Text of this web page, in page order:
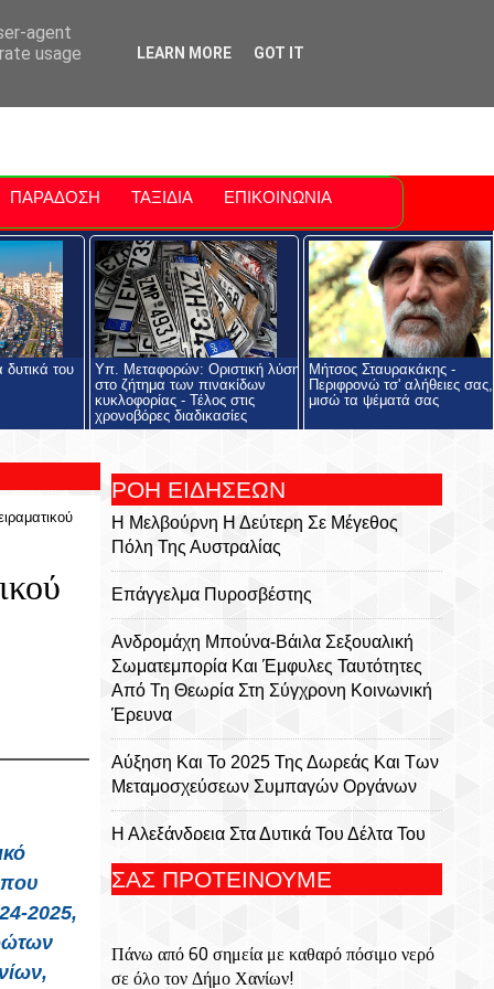
Polis
ΠΑΡΑΔΟΣΗ ΤΑΞΙΔΙΑ ΕΠΙΚΟΙΝΩΝΙΑ
δυτικά του
Υπ. Μεταφορών: Οριστική λύση
στο ζήτημα των πινακίδων
κυκλοφορίας - Τέλος στις
χρονοβόρες διαδικασίες
Μήτσος Σταυρακάκης -
Περιφρονώ τσ' αλήθειες σας,
μισώ τα ψέματά σας
2025,
ΡΟΗ ΕΙΔΗΣΕΩΝ
Η Μελβούρνη Η Δεύτερη Σε Μέγεθος
Πόλη Της Αυστραλίας
Επάγγελμα Πυροσβέστης
Ανδρομάχη Μπούνα-Βάιλα Σεξουαλική
Σωματεμπορία Και Έμφυλες Ταυτότητες
Από Τη Θεωρία Στη Σύγχρονη Κοινωνική
Έρευνα
Αύξηση Και Το 2025 Της Δωρεάς Και Των
Μεταμοσχεύσεων Συμπαγών Οργάνων
Η Αλεξάνδρεια Στα Δυτικά Του Δέλτα Του
Τέλος Στις Χρονοβόρες Διαδικασίες
ΣΑΣ ΠΡΟΤΕΙΝΟΥΜΕ
Πάνω από 60 σημεία με καθαρό πόσιμο νερό
σε όλο τον Δήμο Χανίων!
agent
usage
LEARN MORE GOT IT